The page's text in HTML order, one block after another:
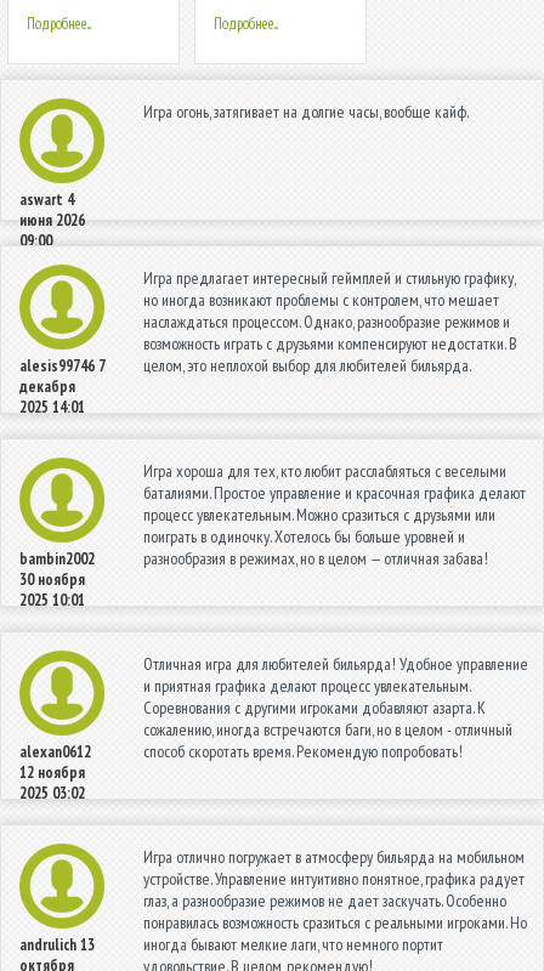
гитарный тюнер
Подробнее... Подробнее...
aswart 4
июня 2026
09:00
Игра огонь, затягивает на долгие часы, вообще кайф.
alesis99746 7
декабря
2025 14:01
Игра предлагает интересный геймплей и стильную графику,
но иногда возникают проблемы с контролем, что мешает
наслаждаться процессом. Однако, разнообразие режимов и
возможность играть с друзьями компенсируют недостатки. В
целом, это неплохой выбор для любителей бильярда.
bambin2002
30 ноября
2025 10:01
Игра хороша для тех, кто любит расслабляться с веселыми
баталиями. Простое управление и красочная графика делают
процесс увлекательным. Можно сразиться с друзьями или
поиграть в одиночку. Хотелось бы больше уровней и
разнообразия в режимах, но в целом — отличная забава!
alexan0612
12 ноября
2025 03:02
Отличная игра для любителей бильярда! Удобное управление
и приятная графика делают процесс увлекательным.
Соревнования с другими игроками добавляют азарта. К
сожалению, иногда встречаются баги, но в целом - отличный
способ скоротать время. Рекомендую попробовать!
andrulich13
октября
Игра отлично погружает в атмосферу бильярда на мобильном
устройстве. Управление интуитивно понятное, графика радует
глаз, а разнообразие режимов не дает заскучать. Особенно
понравилась возможность сразиться с реальными игроками. Но
иногда бывают мелкие лаги, что немного портит
удовольствие. В целом, рекомендую!